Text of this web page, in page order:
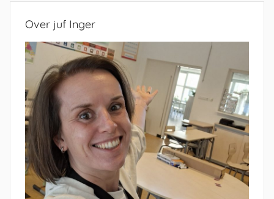
Over juf Inger